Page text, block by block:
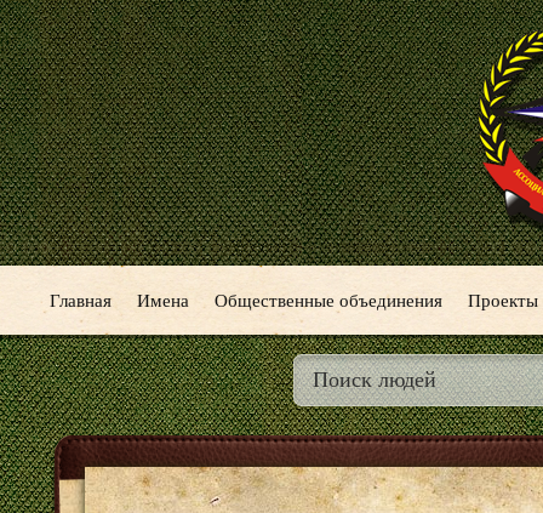
Главная Имена Общественные объединения Проекты